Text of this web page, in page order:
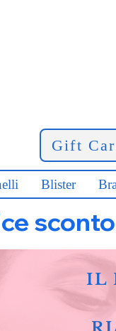
Gift
Blister
IL